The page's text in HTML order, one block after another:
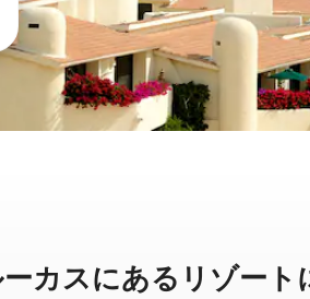
カスに⁠あ⁠るリ⁠ゾ⁠ー⁠ト⁠